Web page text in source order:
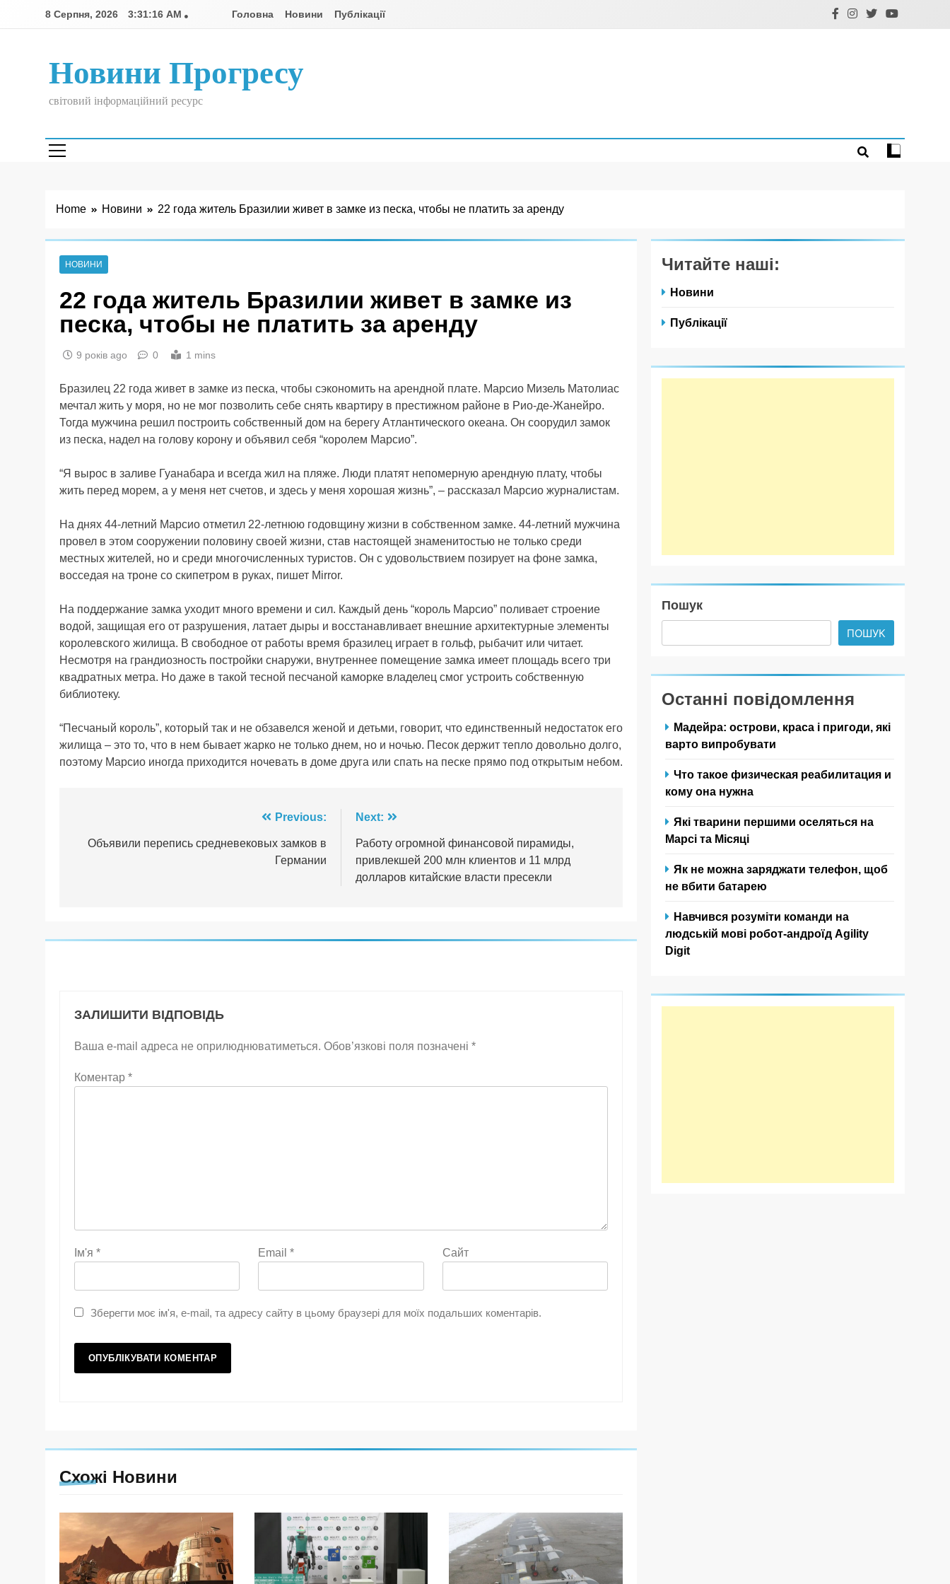
8 Серпня, 2026 3:31:16 AM Головна Новини Публікації
Новини Прогресу
світовий інформаційний ресурс
Home Новини 22 года житель Бразилии живет в замке из песка, чтобы не платить за аренду
НОВИНИ
22 года житель Бразилии живет в замке из
песка, чтобы не платить за аренду
9 років ago 0 1 mins
Бразилец 22 года живет в замке из песка, чтобы сэкономить на арендной плате. Марсио Мизель Матолиас
мечтал жить у моря, но не мог позволить себе снять квартиру в престижном районе в Рио-де-Жанейро.
Тогда мужчина решил построить собственный дом на берегу Атлантического океана. Он соорудил замок
из песка, надел на голову корону и объявил себя “королем Марсио”.
“Я вырос в заливе Гуанабара и всегда жил на пляже. Люди платят непомерную арендную плату, чтобы
жить перед морем, а у меня нет счетов, и здесь у меня хорошая жизнь”, – рассказал Марсио журналистам.
На днях 44-летний Марсио отметил 22-летнюю годовщину жизни в собственном замке. 44-летний мужчина
провел в этом сооружении половину своей жизни, став настоящей знаменитостью не только среди
местных жителей, но и среди многочисленных туристов. Он с удовольствием позирует на фоне замка,
восседая на троне со скипетром в руках, пишет Mirror.
На поддержание замка уходит много времени и сил. Каждый день “король Марсио” поливает строение
водой, защищая его от разрушения, латает дыры и восстанавливает внешние архитектурные элементы
королевского жилища. В свободное от работы время бразилец играет в гольф, рыбачит или читает.
Несмотря на грандиозность постройки снаружи, внутреннее помещение замка имеет площадь всего три
квадратных метра. Но даже в такой тесной песчаной каморке владелец смог устроить собственную
библиотеку.
“Песчаный король”, который так и не обзавелся женой и детьми, говорит, что единственный недостаток его
жилища – это то, что в нем бывает жарко не только днем, но и ночью. Песок держит тепло довольно долго,
поэтому Марсио иногда приходится ночевать в доме друга или спать на песке прямо под открытым небом.
записів
Previous:
Объявили перепись средневековых замков в
Германии
Next:
Работу огромной финансовой пирамиды,
привлекшей 200 млн клиентов и 11 млрд
долларов китайские власти пресекли
ЗАЛИШИТИ ВІДПОВІДЬ
Ваша e-mail адреса не оприлюднюватиметься. Обов’язкові поля позначені *
Коментар *
Ім'я * Email* Сайт
Зберегти моє ім'я, e-mail, та адресу сайту в цьому браузері для моїх подальших коментарів.
Схожі Новини
Читайте наші:
Новини
Публікації
Пошук
ПОШУК
Останні повідомлення
Мадейра: острови, краса і пригоди, які
варто випробувати
Что такое физическая реабилитация и
кому она нужна
Які тварини першими оселяться на
Марсі та Місяці
Як не можна заряджати телефон, щоб
не вбити батарею
Навчився розуміти команди на
людській мові робот-андроїд Agility
Digit